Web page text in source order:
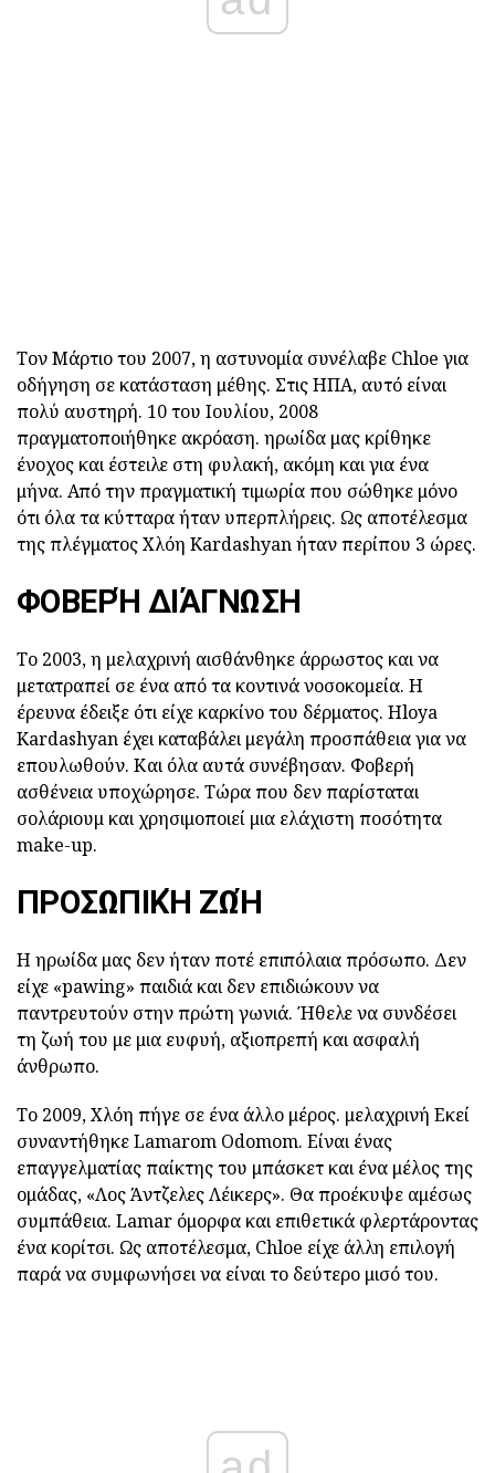
Τον Μάρτιο του 2007, η αστυνομία συνέλαβε Chloe για
οδήγηση σε κατάσταση μέθης. Στις ΗΠΑ, αυτό είναι
πολύ αυστηρή. 10 του Ιουλίου, 2008
πραγματοποιήθηκε ακρόαση. ηρωίδα μας κρίθηκε
ένοχος και έστειλε στη φυλακή, ακόμη και για ένα
μήνα. Από την πραγματική τιμωρία που σώθηκε μόνο
ότι όλα τα κύτταρα ήταν υπερπλήρεις. Ως αποτέλεσμα
της πλέγματος Χλόη Kardashyan ήταν περίπου 3 ώρες.
ΦΟΒΕΡΉ ΔΙΆΓΝΩΣΗ
Το 2003, η μελαχρινή αισθάνθηκε άρρωστος και να
μετατραπεί σε ένα από τα κοντινά νοσοκομεία. Η
έρευνα έδειξε ότι είχε καρκίνο του δέρματος. Hloya
Kardashyan έχει καταβάλει μεγάλη προσπάθεια για να
επουλωθούν. Και όλα αυτά συνέβησαν. Φοβερή
ασθένεια υποχώρησε. Τώρα που δεν παρίσταται
σολάριουμ και χρησιμοποιεί μια ελάχιστη ποσότητα
make-up.
ΠΡΟΣΩΠΙΚΉ ΖΩΉ
Η ηρωίδα μας δεν ήταν ποτέ επιπόλαια πρόσωπο. Δεν
είχε «pawing» παιδιά και δεν επιδιώκουν να
παντρευτούν στην πρώτη γωνιά. Ήθελε να συνδέσει
τη ζωή του με μια ευφυή, αξιοπρεπή και ασφαλή
άνθρωπο.
Το 2009, Χλόη πήγε σε ένα άλλο μέρος. μελαχρινή Εκεί
συναντήθηκε Lamarom Odomom. Είναι ένας
επαγγελματίας παίκτης του μπάσκετ και ένα μέλος της
ομάδας, «Λος Άντζελες Λέικερς». Θα προέκυψε αμέσως
συμπάθεια. Lamar όμορφα και επιθετικά φλερτάροντας
ένα κορίτσι. Ως αποτέλεσμα, Chloe είχε άλλη επιλογή
παρά να συμφωνήσει να είναι το δεύτερο μισό του.